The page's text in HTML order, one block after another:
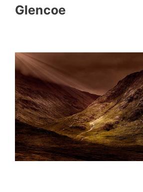
Glencoe